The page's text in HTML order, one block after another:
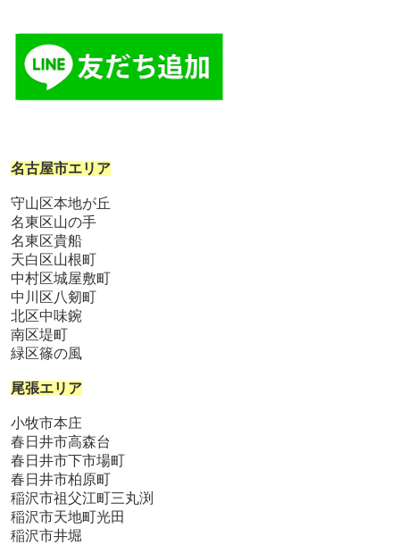
名古屋市エリア
守山区本地が丘
名東区山の手
名東区貴船
天白区山根町
中村区城屋敷町
中川区八剱町
北区中味鋺
南区堤町
緑区篠の風
尾張エリア
小牧市本庄
春日井市高森台
春日井市下市場町
春日井市柏原町
稲沢市祖父江町三丸渕
稲沢市天地町光田
稲沢市井堀